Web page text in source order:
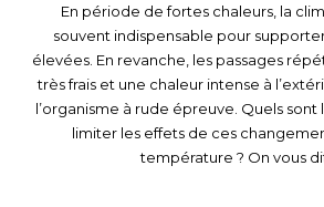
En période de fortes chaleurs, la
souvent indispensable pour
élevées. En revanche, les passages
très frais et une chaleur intense à
l’organisme à rude épreuve. Quels
limiter les effets de ces
température ? On vous